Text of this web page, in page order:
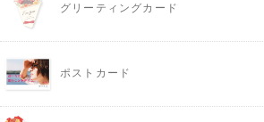
グリーティングカード
ポストカード